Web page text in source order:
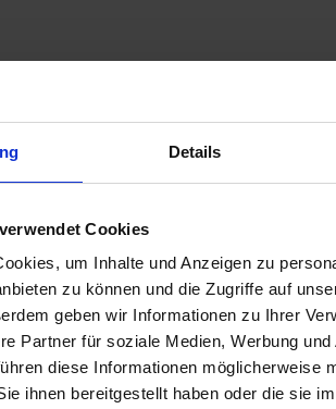
Details
Cookies
um Inhalte und Anzeigen zu
zu können und die Zugriffe auf
geben wir Informationen zu Ihrer
Partner für soziale Medien, Werbung
diese Informationen möglicherweise
ihnen bereitgestellt haben oder die sie
Bodenbarriere